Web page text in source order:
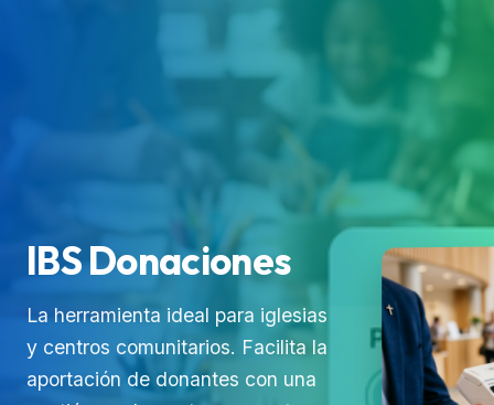
IBS Donaciones
La herramienta ideal para iglesias
y centros comunitarios. Facilita la
aportación de donantes con una